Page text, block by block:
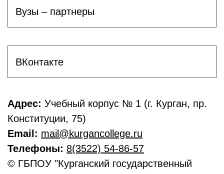
Вузы – партнеры
ВКонтакте
Адрес: Учебный корпус № 1 (г. Курган, пр.
Конституции, 75)
Email: mail@kurgancollege.ru
Телефоны: 8(3522) 54-86-57
© ГБПОУ "Курганский государственный